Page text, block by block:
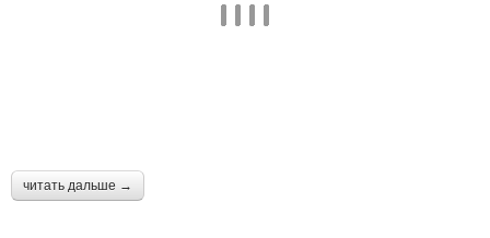
читать дальше →